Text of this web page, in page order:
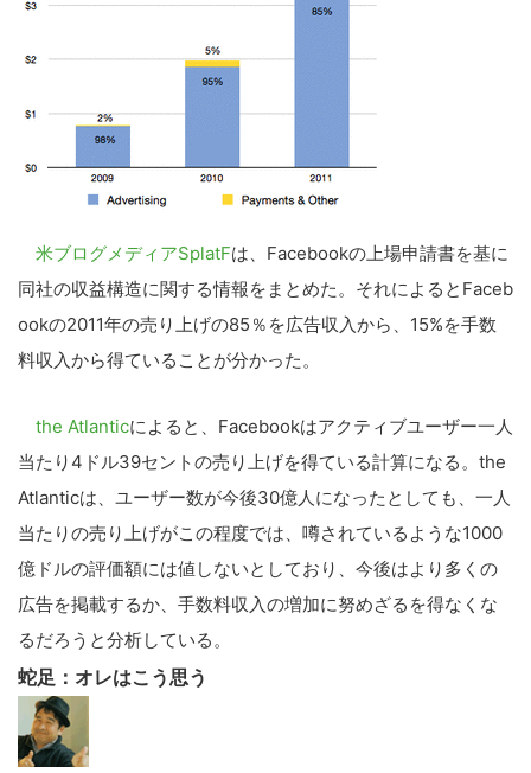
米ブログメディアSplatFは、Facebookの上場申請書を基に
同社の収益構造に関する情報をまとめた。それによるとFaceb
ookの2011年の売り上げの85％を広告収入から、15%を手数
料収入から得ていることが分かった。
the Atlanticによると、Facebookはアクティブユーザー一人
当たり4ドル39セントの売り上げを得ている計算になる。the
Atlanticは、ユーザー数が今後30億人になったとしても、一人
当たりの売り上げがこの程度では、噂されているような1000
億ドルの評価額には値しないとしており、今後はより多くの
広告を掲載するか、手数料収入の増加に努めざるを得なくな
るだろうと分析している。
蛇足：オレはこう思う